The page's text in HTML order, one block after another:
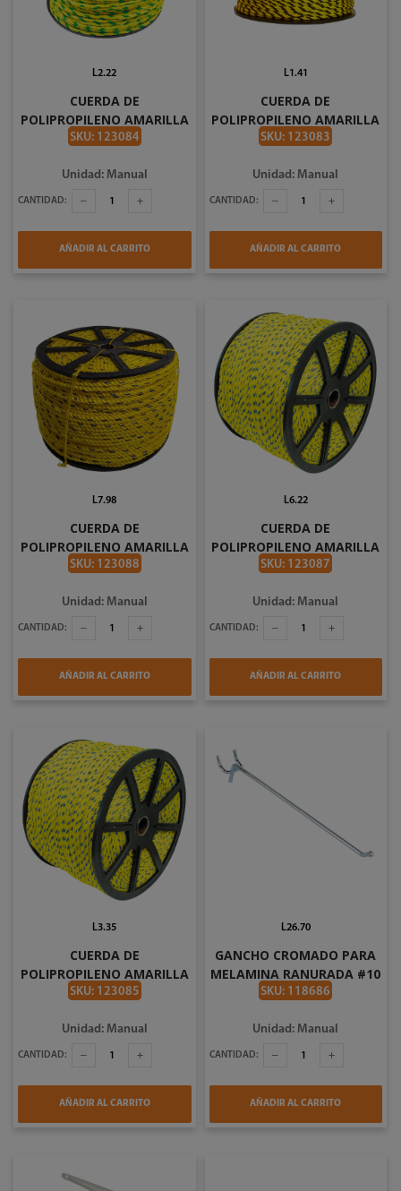
CUERDA DE
POLIPROPILENO AMARILLA
DE 8MM POR PIE CARRETE
138202
SKU: 123084
L2.22
Unidad: Manual
CANTIDAD:
AÑADIR AL CARRITO
CUERDA DE
POLIPROPILENO AMARILLA
DE 6MM POR PIE CARRETE
138201
SKU: 123083
L1.41
Unidad: Manual
CANTIDAD:
AÑADIR AL CARRITO
CUERDA DE
POLIPROPILENO AMARILLA
DE 16MM POR PIE CARRETE
138206
SKU: 123088
L7.98
Unidad: Manual
CANTIDAD:
AÑADIR AL CARRITO
CUERDA DE
POLIPROPILENO AMARILLA
DE 13MM POR PIE CARRETE
138205
SKU: 123087
L6.22
Unidad: Manual
CANTIDAD:
AÑADIR AL CARRITO
CUERDA DE
POLIPROPILENO AMARILLA
DE 10MM POR PIE CARRETE
138203
SKU: 123085
L3.35
Unidad: Manual
CANTIDAD:
AÑADIR AL CARRITO
GANCHO CROMADO PARA
MELAMINA RANURADA #10
CAJA DE 200UND
SKU: 118686
L26.70
Unidad: Manual
CANTIDAD:
AÑADIR AL CARRITO